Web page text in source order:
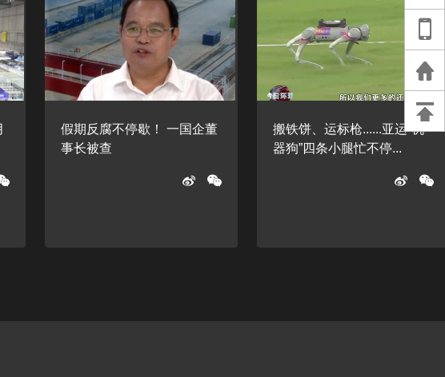
死，官方通报：
刑案，网传遗体
等信息不实
假期反腐不停歇！ 一国企董
事长被查
搬铁饼、运标枪......亚运“机
器狗”四条小腿忙不停...